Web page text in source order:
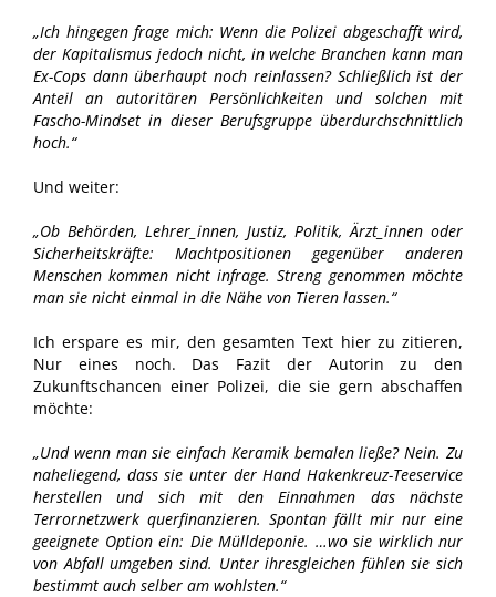
„Ich hingegen frage mich: Wenn die Polizei abgeschafft wird,
der Kapitalismus jedoch nicht, in welche Branchen kann man
Ex-Cops dann überhaupt noch reinlassen? Schließlich ist der
Anteil an autoritären Persönlichkeiten und solchen mit
Fascho-Mindset in dieser Berufsgruppe überdurchschnittlich
hoch.“
Und weiter:
„Ob Behörden, Lehrer_innen, Justiz, Politik, Ärzt_innen oder
Sicherheitskräfte: Machtpositionen gegenüber anderen
Menschen kommen nicht infrage. Streng genommen möchte
man sie nicht einmal in die Nähe von Tieren lassen.“
Ich erspare es mir, den gesamten Text hier zu zitieren,
Nur eines noch. Das Fazit der Autorin zu den
Zukunftschancen einer Polizei, die sie gern abschaffen
möchte:
„Und wenn man sie einfach Keramik bemalen ließe? Nein. Zu
naheliegend, dass sie unter der Hand Hakenkreuz-Teeservice
herstellen und sich mit den Einnahmen das nächste
Terrornetzwerk querfinanzieren. Spontan fällt mir nur eine
geeignete Option ein: Die Mülldeponie. …wo sie wirklich nur
von Abfall umgeben sind. Unter ihresgleichen fühlen sie sich
bestimmt auch selber am wohlsten.“